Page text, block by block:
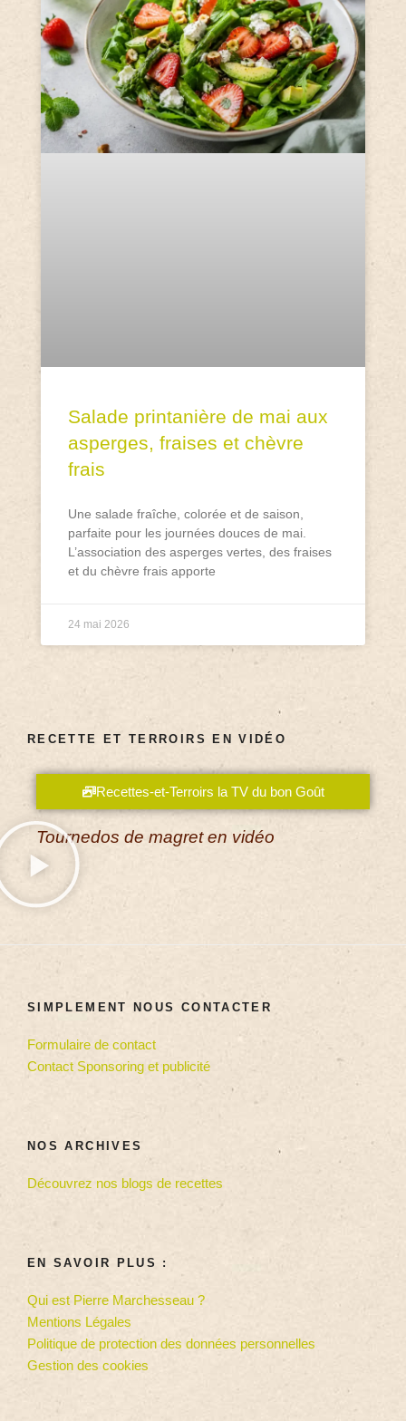
Salade printanière de mai aux
asperges, fraises et chèvre
frais
Une salade fraîche, colorée et de saison,
parfaite pour les journées douces de mai.
L’association des asperges vertes, des fraises
et du chèvre frais apporte
24 mai 2026
RECETTE ET TERROIRS EN VIDÉO
Recettes-et-Terroirs la TV du bon Goût
Tournedos de magret en vidéo
SIMPLEMENT NOUS CONTACTER
Formulaire de contact
Contact Sponsoring et publicité
NOS ARCHIVES
Découvrez nos blogs de recettes
EN SAVOIR PLUS :
Qui est Pierre Marchesseau ?
Mentions Légales
Politique de protection des données personnelles
Gestion des cookies